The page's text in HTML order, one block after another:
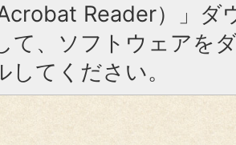
Reader）」ダ
て、ソフトウェアを
してください。